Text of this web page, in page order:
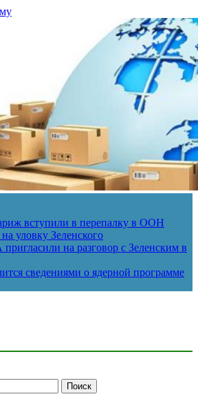
вступили в перепалку в ООН
уловку Зеленского
на разговор с Зеленским в
сведениями о ядерной программе